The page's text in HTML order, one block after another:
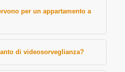
per un appartamento a
di videosorveglianza?